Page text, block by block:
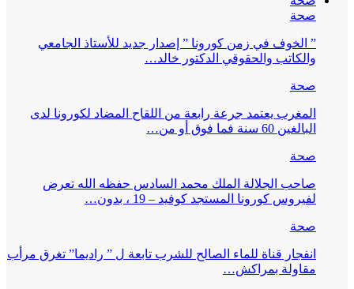
صحة
” الخوف في زمن كورونا ” إصدار جديد للأستاذ الجامعي
والكاتب والحقوقي الدكتور خالد…
صحة
المغرب يعتمد جرعة رابعة من اللقاح المضاد لكورونا لدى
البالغين 60 سنة فما فوق أو من…
صحة
صاحب الجلالة الملك محمد السادس حفظه الله تعرض
لفيروس كورونا المستجد كوفيد – 19 ، بدون…
صحة
انفجار قناة للماء الصالح للشرب تابعة ل ” راديما” تغرق مرأب
مقاولة بمراكش…